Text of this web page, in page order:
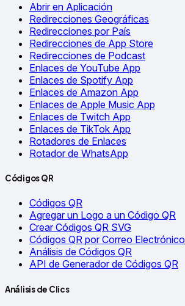
Abrir en Aplicación
Redirecciones Geográficas
Redirecciones por País
Redirecciones de App Store
Redirecciones de Podcast
Enlaces de YouTube App
Enlaces de Spotify App
Enlaces de Amazon App
Enlaces de Apple Music App
Enlaces de Twitch App
Enlaces de TikTok App
Rotadores de Enlaces
Rotador de WhatsApp
Códigos QR
Códigos QR
Agregar un Logo a un Código QR
Crear Códigos QR SVG
Códigos QR por Correo Electrónico
Análisis de Códigos QR
API de Generador de Códigos QR
Análisis de Clics